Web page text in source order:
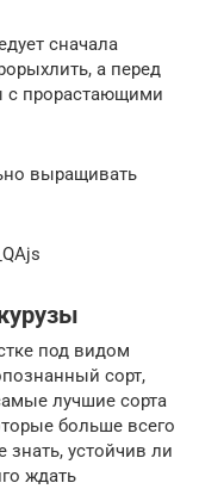
сначала
а перед
с прорастающими
выращивать
под видом
сорт,
лучшие сорта
больше всего
знать, устойчив ли
ждать